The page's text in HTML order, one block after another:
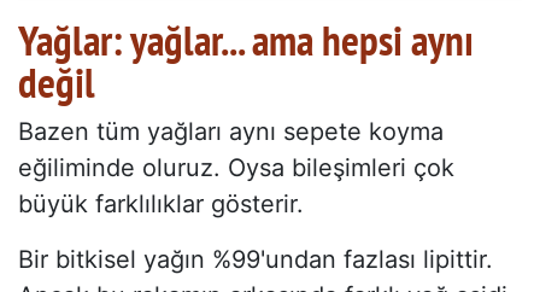
Yağlar: yağlar... ama hepsi aynı
değil
Bazen tüm yağları aynı sepete koyma
eğiliminde oluruz. Oysa bileşimleri çok
büyük farklılıklar gösterir.
Bir bitkisel yağın %99'undan fazlası lipittir.